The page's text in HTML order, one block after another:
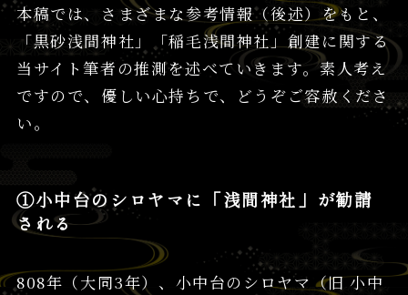
本稿では、さまざまな参考情報（後述）をもと、
「黒砂浅間神社」「稲毛浅間神社」創建に関する
当サイト筆者の推測を述べていきます。素人考え
ですので、優しい心持ちで、どうぞご容赦くださ
い。
①小中台のシロヤマに「浅間神社」が勧請
される
808年（大同3年）、小中台のシロヤマ（旧 小中